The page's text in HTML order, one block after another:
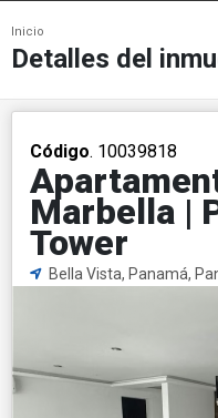
Inicio
Detalles del
Código. 10039818
Marbella |
Tower
Bella Vista, Panamá,